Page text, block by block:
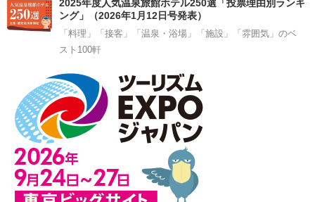
2025年度人気温泉旅館ホテル250選「投票理由別ランキ
ング」（2026年1月12日号発表）
「料理」「接客」「温泉・浴場」「施設」「雰囲気」のベ
スト100軒